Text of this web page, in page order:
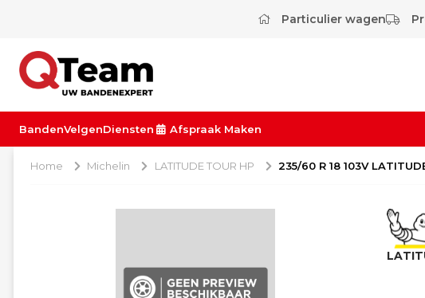
Particulier wagen
BandenVelgenDiensten Afspraak Maken
Home Michelin LATITUDE TOUR HP 235/60 R 18 103V